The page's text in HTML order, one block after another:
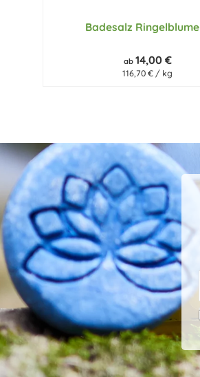
Badesalz Ringelblume
ab 14,00 €
116,70 € / kg